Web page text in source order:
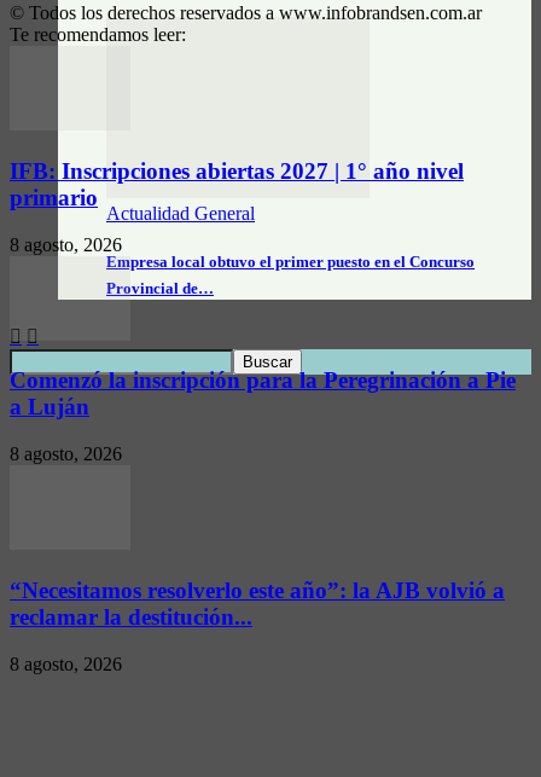
Actualidad General
Empresa local obtuvo el primer puesto en el Concurso
Provincial de…
© Todos los derechos reservados a www.infobrandsen.com.ar
Te recomendamos leer:
IFB: Inscripciones abiertas 2027 | 1° año nivel
primario
8 agosto, 2026
Comenzó la inscripción para la Peregrinación a Pie
a Luján
8 agosto, 2026
“Necesitamos resolverlo este año”: la AJB volvió a
reclamar la destitución...
8 agosto, 2026